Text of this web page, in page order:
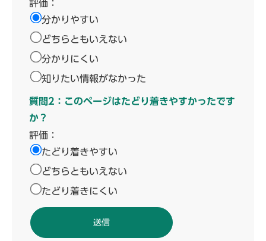
評価：
分かりやすい
どちらともいえない
分かりにくい
知りたい情報がなかった
質問2：このページはたどり着きやすかったです
か？
評価：
たどり着きやすい
どちらともいえない
たどり着きにくい